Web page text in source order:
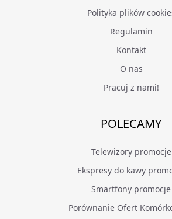
Polityka plików
Regulamin
Kontakt
O nas
Pracuj z nami!
POLECAMY
Telewizory promocje
Ekspresy do kawy
Smartfony promocje
Porównanie Ofert